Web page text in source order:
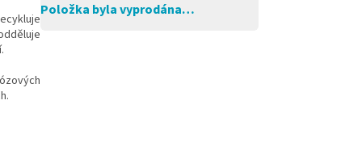
Položka byla vyprodána…